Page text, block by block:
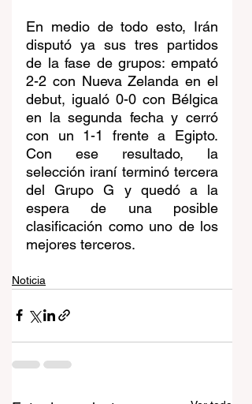
En medio de todo esto, Irán
disputó ya sus tres partidos
de la fase de grupos: empató
2-2 con Nueva Zelanda en el
debut, igualó 0-0 con Bélgica
en la segunda fecha y cerró
con un 1-1 frente a Egipto.
Con ese resultado, la
selección iraní terminó tercera
del Grupo G y quedó a la
espera de una posible
clasificación como uno de los
mejores terceros.
Noticia